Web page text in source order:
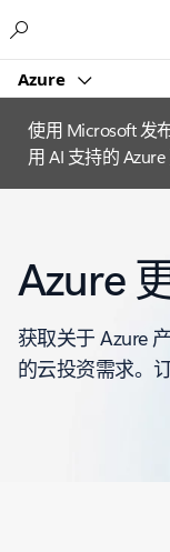
Azure
使用 Microsoft 发
用 AI 支持的 Azure
Azure
获取关于 Azure
的云投资需求。